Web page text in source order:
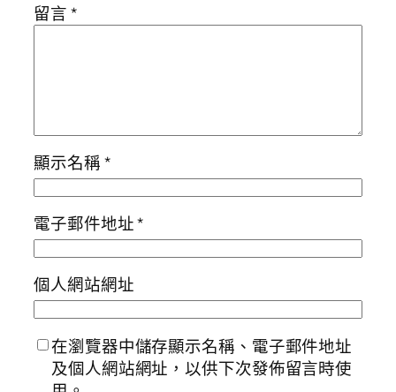
留言*
顯示名稱*
電子郵件地址*
個人網站網址
在瀏覽器中儲存顯示名稱、電子郵件地址
及個人網站網址，以供下次發佈留言時使